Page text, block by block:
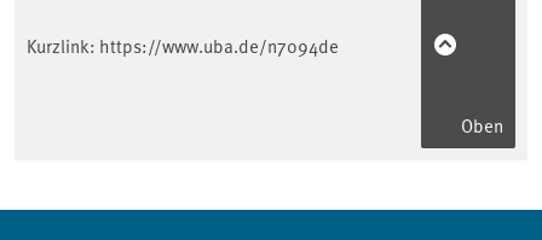
Kurzlink: https://www.uba.de/n7094de
Oben